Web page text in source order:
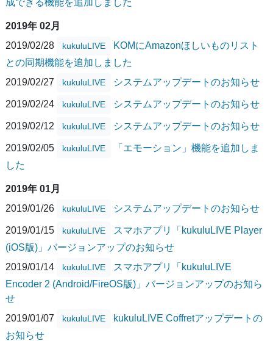
成できる機能を追加しました
2019年 02月
2019/02/28
kukuluLIVE
KOMにAmazonほしいものリスト
との同期機能を追加しました
2019/02/27
kukuluLIVE システムアップデートのお知らせ
2019/02/24 kukuluLIVE システムアップデートのお知らせ
2019/02/12 kukuluLIVE システムアップデートのお知らせ
2019/02/05 kukuluLIVE
「エモーション」機能を追加しま
した
2019年 01月
2019/01/26
kukuluLIVE システムアップデートのお知らせ
2019/01/15 kukuluLIVE
スマホアプリ「kukuluLIVE Player
(iOS版)」バージョンアップのお知らせ
2019/01/14
kukuluLIVE
スマホアプリ「kukuluLIVE
Encoder 2 (Android/FireOS版)」バージョンアップのお知ら
せ
2019/01/07
kukuluLIVE
kukuluLIVE Coffretアップデートの
お知らせ